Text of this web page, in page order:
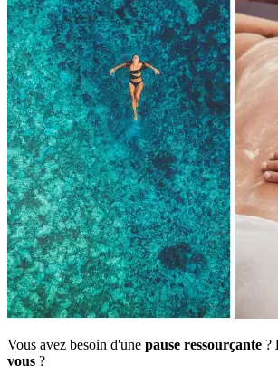
Vous avez besoin d'une pause ressourçante ?
vous ?